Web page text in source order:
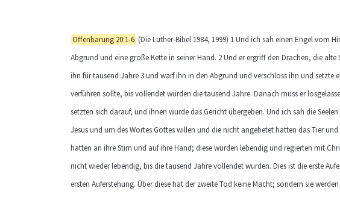
Offenbarung 20:1-6 (Die Luther-Bibel 1984, 1999) 1 Und ich sah einen Engel vom
Abgrund und eine große Kette in seiner Hand. 2 Und er ergriff den Drachen, die
ihn für tausend Jahre 3 und warf ihn in den Abgrund und verschloss ihn und
verführen sollte, bis vollendet würden die tausend Jahre. Danach muss er
setzten sich darauf, und ihnen wurde das Gericht übergeben. Und ich sah die
Jesus und um des Wortes Gottes willen und die nicht angebetet hatten das Tier
hatten an ihre Stirn und auf ihre Hand; diese wurden lebendig und regierten mit
nicht wieder lebendig, bis die tausend Jahre vollendet wurden. Dies ist die erste
ersten Auferstehung. Über diese hat der zweite Tod keine Macht; sondern sie